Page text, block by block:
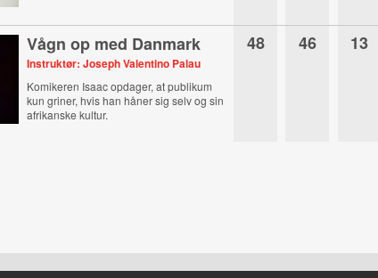
Vågn op med Danmark
Instruktør: Joseph Valentino Palau
Komikeren Isaac opdager, at publikum
kun griner, hvis han håner sig selv og sin
afrikanske kultur.
48 46 13